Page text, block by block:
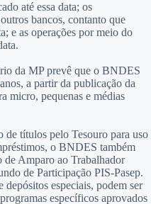
até essa data; os
bancos, contanto que
e as operações por meio do
da MP prevê que o BNDES
a partir da publicação da
micro, pequenas e médias
títulos pelo Tesouro para uso
o BNDES também
de Amparo ao Trabalhador
de Participação PIS-Pasep.
especiais, podem ser
específicos aprovados